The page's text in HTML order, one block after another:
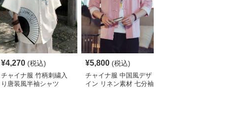
¥4,270 (税込)
チャイナ服 竹柄刺繍入
り唐装風半袖シャツ
¥5,800 (税込)
チャイナ服 中国風デザ
イン リネン素材 七分袖